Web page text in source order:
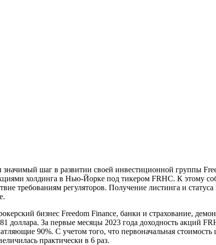
значимый шаг в развитии своей инвестиционной группы
холдинга в Нью-Йорке под тикером FRHC. К этому
требованиям регуляторов. Получение листинга и
бизнес Freedom Finance, банки и страхование,
доллара. За первые месяцы 2023 года доходность акций
90%. С учетом того, что первоначальная
практически в 6 раз.